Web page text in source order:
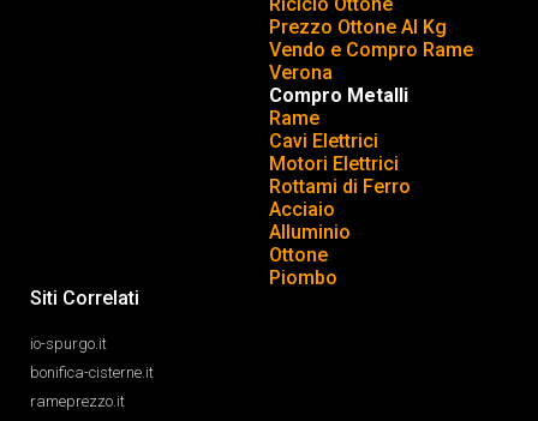
Prezzo Ottone Al Kg
Vendo e Compro Rame
Verona
Compro Metalli
Rame
Cavi Elettrici
Motori Elettrici
Rottami di Ferro
Acciaio
Alluminio
Ottone
Piombo
Siti Correlati
io-spurgo.it
bonifica-cisterne.it
rameprezzo.it